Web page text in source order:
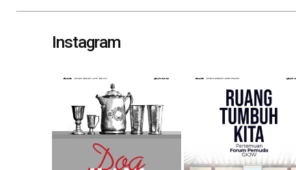
navigation
Instagram